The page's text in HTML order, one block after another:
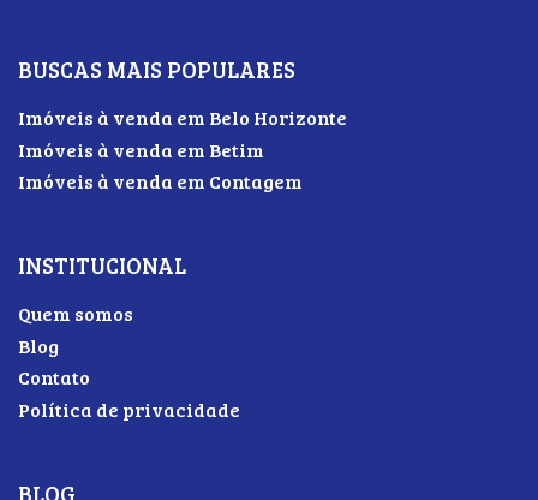
BUSCAS MAIS POPULARES
Imóveis à venda em Belo Horizonte
Imóveis à venda em Betim
Imóveis à venda em Contagem
INSTITUCIONAL
Quem somos
Blog
Contato
Política de privacidade
BLOG